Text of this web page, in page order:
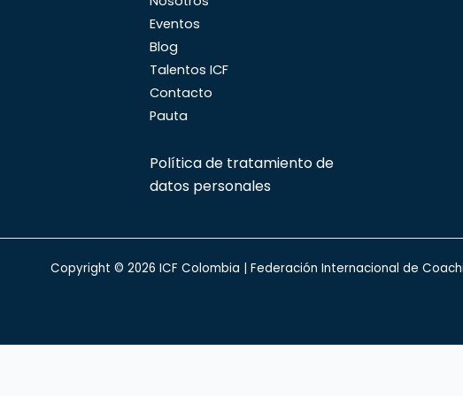
Eventos
Blog
Talentos ICF
Contacto
Pauta
Política de tratamiento de
datos personales
Copyright © 2026 ICF Colombia | Federación Internacional de